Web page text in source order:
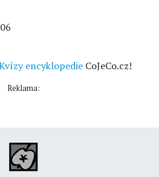
encyklopedie CoJeCo.cz!
Reklama: